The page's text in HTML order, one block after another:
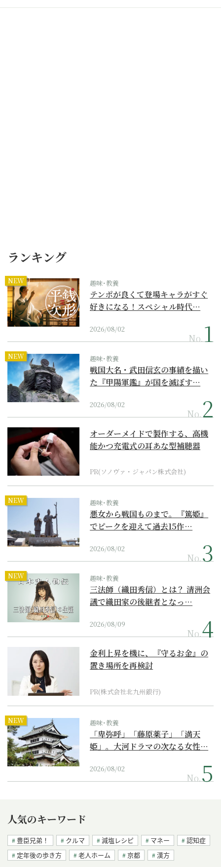
ランキング
NEW 趣味･教養
テンポが良くて登場キャラがすぐ
好きになる！スペシャル時代…
2026/08/02
No.
NEW 趣味･教養
戦国大名・武田信玄の事績を描い
た『甲陽軍鑑』が国を滅ぼす…
2026/08/02
No.
オーダーメイドで製作する、高機
能かつ充電式の耳あな型補聴器
PR(ソノヴァ・ジャパン株式会社)
NEW 趣味･教養
悪女から戦国ものまで。『篤姫』
でピークを迎えて過去15作…
2026/08/02
No.
NEW 趣味･教養
三法師（織田秀信）とは？ 清洲会
議で織田家の後継者となっ…
2026/08/09
No.
金利上昇を機に、『守るお金』の
置き場所を再検討
PR(株式会社北九州銀行)
NEW 趣味･教養
「卑弥呼」「藤原薬子」「満天
姫」。大河ドラマの次なる女性…
2026/08/02
No.
人気のキーワード
豊臣兄弟！ クルマ 減塩レシピ マネー
認知症
定年後の歩き方
老人ホーム 京都 漢方